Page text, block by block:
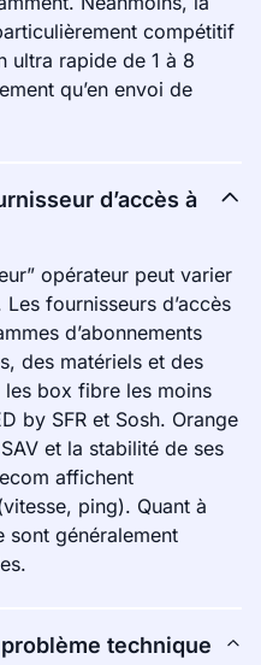
compétitif
ultra rapide de 1 à 8
qu’en envoi de
d’accès à
opérateur peut varier
fournisseurs d’accès
d’abonnements
des matériels et des
box fibre les moins
by SFR et Sosh. Orange
et la stabilité de ses
affichent
ping). Quant à
sont généralement
technique